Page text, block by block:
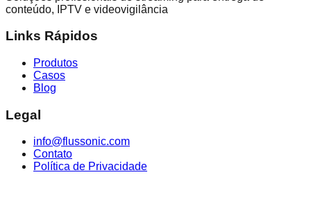
conteúdo, IPTV e videovigilância
Links Rápidos
Produtos
Casos
Blog
Legal
info@flussonic.com
Contato
Política de Privacidade